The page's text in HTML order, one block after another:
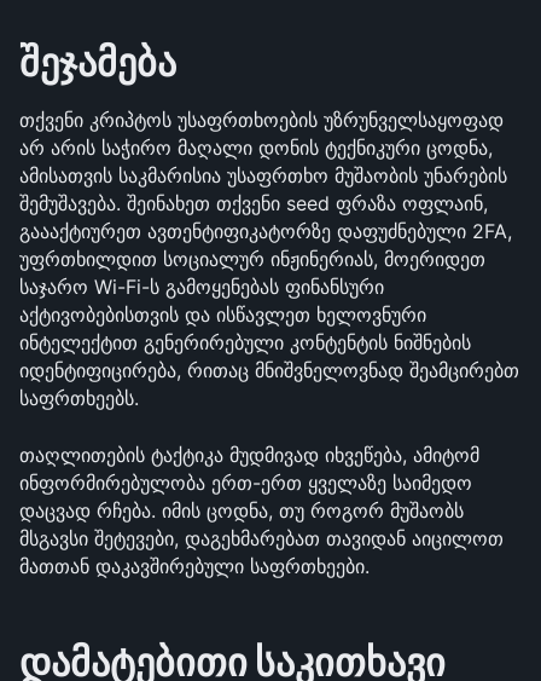
შეჯამება
თქვენი კრიპტოს უსაფრთხოების უზრუნველსაყოფად
არ არის საჭირო მაღალი დონის ტექნიკური ცოდნა,
ამისათვის საკმარისია უსაფრთხო მუშაობის უნარების
შემუშავება. შეინახეთ თქვენი seed ფრაზა ოფლაინ,
გაააქტიურეთ ავთენტიფიკატორზე დაფუძნებული 2FA,
უფრთხილდით სოციალურ ინჟინერიას, მოერიდეთ
საჯარო Wi-Fi-ს გამოყენებას ფინანსური
აქტივობებისთვის და ისწავლეთ ხელოვნური
ინტელექტით გენერირებული კონტენტის ნიშნების
იდენტიფიცირება, რითაც მნიშვნელოვნად შეამცირებთ
საფრთხეებს.
თაღლითების ტაქტიკა მუდმივად იხვეწება, ამიტომ
ინფორმირებულობა ერთ-ერთ ყველაზე საიმედო
დაცვად რჩება. იმის ცოდნა, თუ როგორ მუშაობს
მსგავსი შეტევები, დაგეხმარებათ თავიდან აიცილოთ
მათთან დაკავშირებული საფრთხეები.
დამატებითი საკითხავი